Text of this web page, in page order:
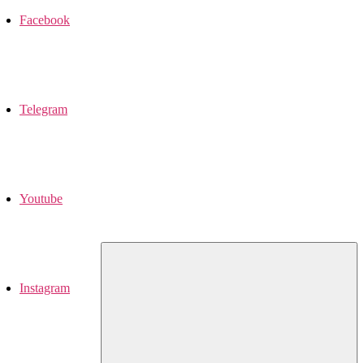
Facebook
Telegram
Youtube
Instagram